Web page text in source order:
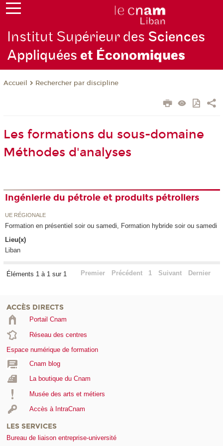
Institut Supérieur des Sciences
Appliquéeset Économiques
Accueil Rechercher par discipline
Les formations du sous-domaine
Méthodes d'analyses
Ingénierie du pétrole et produits pétroliers
UE RÉGIONALE
Formation en présentiel soir ou samedi, Formation hybride soir ou samedi
Lieu(x)
Liban
Éléments 1 à 1 sur 1 Premier Précédent 1 Suivant Dernier
ACCÈS DIRECTS
Portail Cnam
Réseau des centres
Espace numérique de formation
Cnam blog
La boutique du Cnam
Musée des arts et métiers
Accès à IntraCnam
LES SERVICES
Bureau de liaison entreprise-université